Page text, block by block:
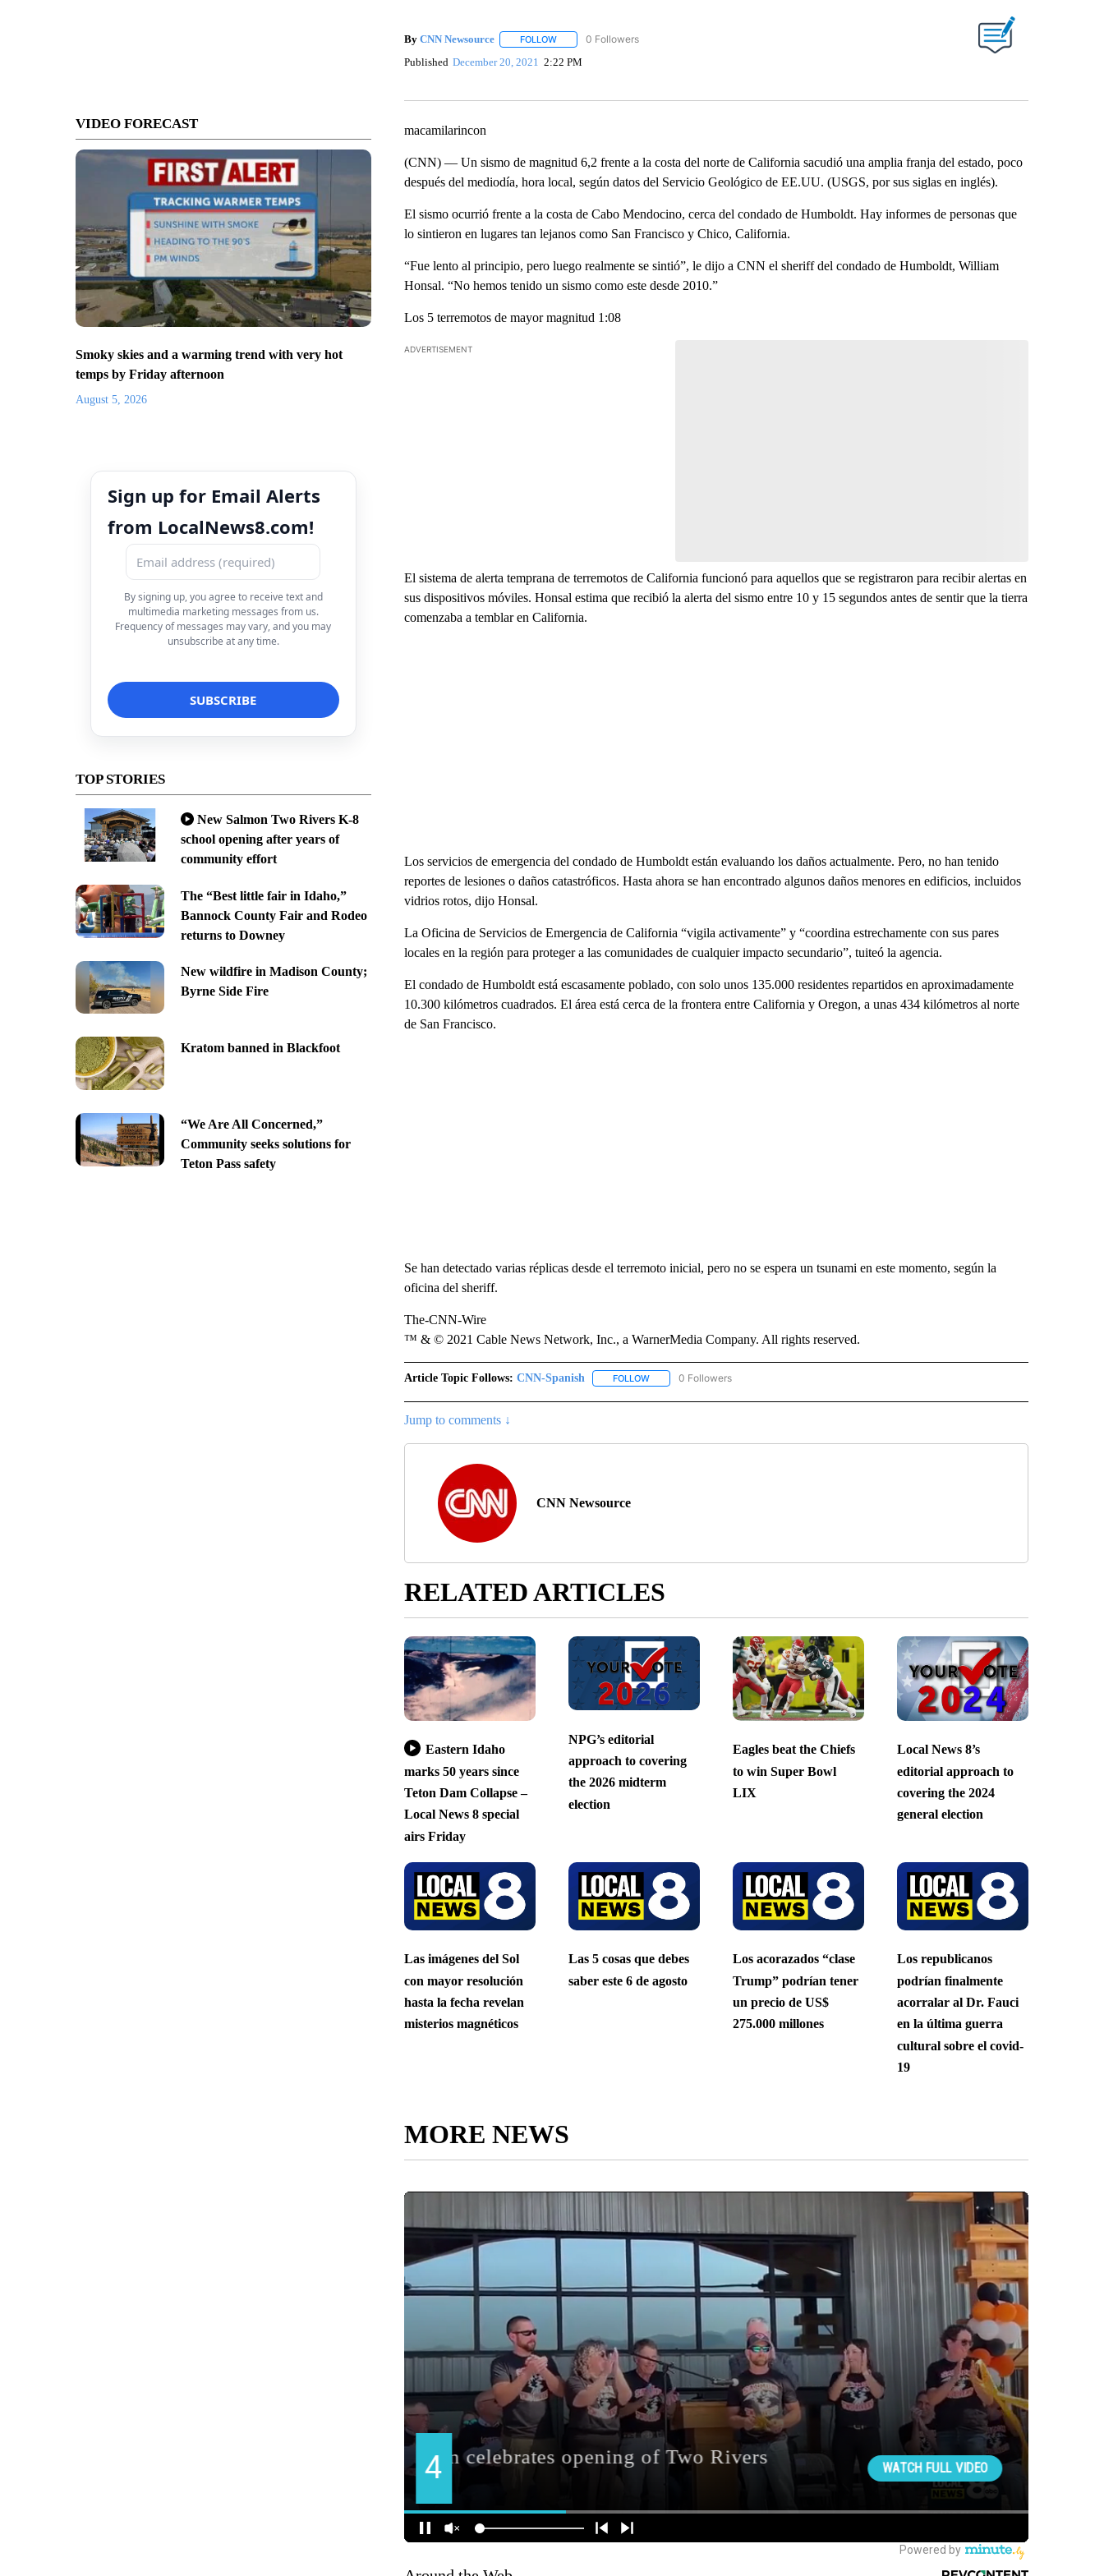
VIDEO FORECAST
Smoky skies and a warming trend with very hot
temps by Friday afternoon
August 5, 2026
Sign up for Email Alerts
from LocalNews8.com!
By signing up, you agree to receive text and
multimedia marketing messages from us.
Frequency of messages may vary, and you may
unsubscribe at any time.
TOP STORIES
New Salmon Two Rivers K-8
school opening after years of
community effort
The “Best little fair in Idaho,”
Bannock County Fair and Rodeo
returns to Downey
New wildfire in Madison County;
Byrne Side Fire
Kratom banned in Blackfoot
“We Are All Concerned,”
Community seeks solutions for
Teton Pass safety
By CNN Newsource FOLLOWFOLLOW "" TO RECEIVE NOTIFICATIONS ABOUT NEW PAGES ON "".
Published December 20, 2021 2:22 PM
macamilarincon
(CNN) –– Un sismo de magnitud 6,2 frente a la costa del norte de California sacudió una amplia franja del estado, poco
después del mediodía, hora local, según datos del Servicio Geológico de EE.UU. (USGS, por sus siglas en inglés).
El sismo ocurrió frente a la costa de Cabo Mendocino, cerca del condado de Humboldt. Hay informes de personas que
lo sintieron en lugares tan lejanos como San Francisco y Chico, California.
“Fue lento al principio, pero luego realmente se sintió”, le dijo a CNN el sheriff del condado de Humboldt, William
Honsal. “No hemos tenido un sismo como este desde 2010.”
Los 5 terremotos de mayor magnitud 1:08
ADVERTISEMENT
El sistema de alerta temprana de terremotos de California funcionó para aquellos que se registraron para recibir alertas en
sus dispositivos móviles. Honsal estima que recibió la alerta del sismo entre 10 y 15 segundos antes de sentir que la tierra
comenzaba a temblar en California.
Los servicios de emergencia del condado de Humboldt están evaluando los daños actualmente. Pero, no han tenido
reportes de lesiones o daños catastróficos. Hasta ahora se han encontrado algunos daños menores en edificios, incluidos
vidrios rotos, dijo Honsal.
La Oficina de Servicios de Emergencia de California “vigila activamente” y “coordina estrechamente con sus pares
locales en la región para proteger a las comunidades de cualquier impacto secundario”, tuiteó la agencia.
El condado de Humboldt está escasamente poblado, con solo unos 135.000 residentes repartidos en aproximadamente
10.300 kilómetros cuadrados. El área está cerca de la frontera entre California y Oregon, a unas 434 kilómetros al norte
de San Francisco.
Se han detectado varias réplicas desde el terremoto inicial, pero no se espera un tsunami en este momento, según la
oficina del sheriff.
The-CNN-Wire
™ & © 2021 Cable News Network, Inc., a WarnerMedia Company. All rights reserved.
Article Topic Follows: CNN-Spanish FOLLOWFOLLOW "CNN-SPANISH" TO RECEIVE NOTIFICATIONS ABOUT NEW PAGES ON "CNN-SPANISH".
0 Followers
Jump to comments ↓
CNN Newsource
RELATED ARTICLES
Eastern Idaho
marks 50 years since
Teton Dam Collapse –
Local News 8 special
airs Friday
NPG’s editorial
approach to covering
the 2026 midterm
election
Eagles beat the Chiefs
to win Super Bowl
LIX
Local News 8’s
editorial approach to
covering the 2024
general election
Las imágenes del Sol
con mayor resolución
hasta la fecha revelan
misterios magnéticos
Las 5 cosas que debes
saber este 6 de agosto
Los acorazados “clase
Trump” podrían tener
un precio de US$
275.000 millones
Los republicanos
podrían finalmente
acorralar al Dr. Fauci
en la última guerra
cultural sobre el covid-
19
MORE NEWS